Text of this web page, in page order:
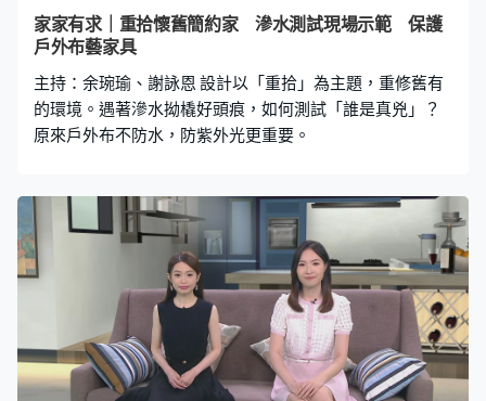
家家有求｜重拾懷舊簡約家 滲水測試現場示範 保護
戶外布藝家具
主持：余琬瑜、謝詠恩 設計以「重拾」為主題，重修舊有
的環境。遇著滲水拗橇好頭痕，如何測試「誰是真兇」？
原來戶外布不防水，防紫外光更重要。